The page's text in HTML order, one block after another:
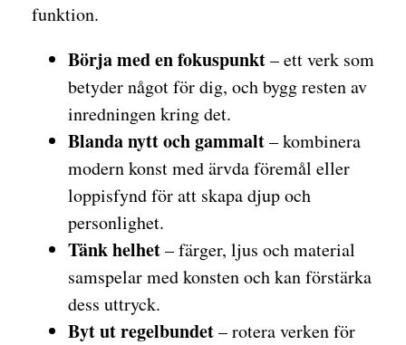
funktion.
Börja med en fokuspunkt– ett verk som
betyder något för dig, och bygg resten av
inredningen kring det.
Blanda nytt och gammalt– kombinera
modern konst med ärvda föremål eller
loppisfynd för att skapa djup och
personlighet.
Tänk helhet– färger, ljus och material
samspelar med konsten och kan förstärka
dess uttryck.
Byt ut regelbundet– rotera verken för